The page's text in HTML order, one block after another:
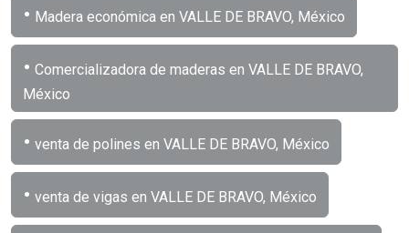
• Madera económica en VALLE DE BRAVO, México
• Comercializadora de maderas en VALLE DE BRAVO,
México
• venta de polines en VALLE DE BRAVO, México
• venta de vigas en VALLE DE BRAVO, México